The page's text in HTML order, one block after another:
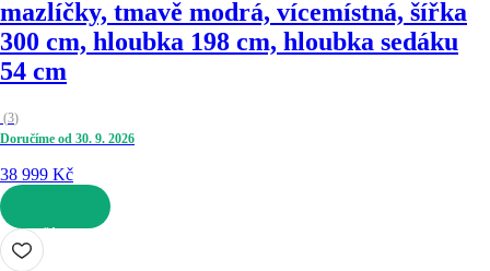
mazlíčky, tmavě modrá, vícemístná, šířka
300 cm, hloubka 198 cm, hloubka sedáku
54 cm
(3)
Doručíme od 30. 9. 2026
38 999 Kč
DO KOŠÍKU